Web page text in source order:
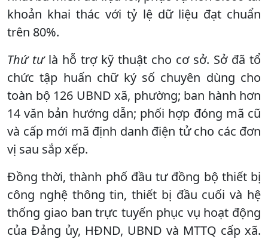
khoản khai thác với tỷ lệ dữ liệu đạt chuẩn
trên 80%.
Thứ tưlà hỗ trợ kỹ thuật cho cơ sở. Sở đã tổ
chức tập huấn chữ ký số chuyên dùng cho
toàn bộ 126 UBND xã, phường; ban hành hơn
14 văn bản hướng dẫn; phối hợp đóng mã cũ
và cấp mới mã định danh điện tử cho các đơn
vị sau sắp xếp.
Đồng thời, thành phố đầu tư đồng bộ thiết bị
công nghệ thông tin, thiết bị đầu cuối và hệ
thống giao ban trực tuyến phục vụ hoạt động
của Đảng ủy, HĐND, UBND và MTTQ cấp xã.